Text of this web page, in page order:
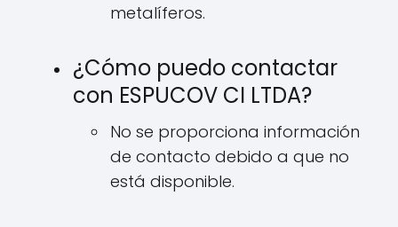
metalíferos.
¿Cómo puedo contactar
con ESPUCOV CI LTDA?
No se proporciona información
de contacto debido a que no
está disponible.